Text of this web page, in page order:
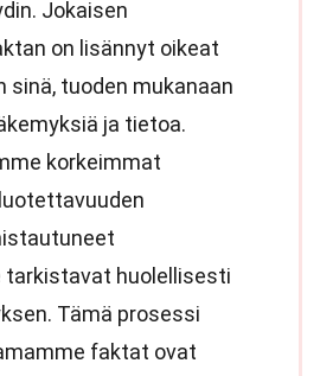
Jokaisen
on lisännyt oikeat
sinä, tuoden mukanaan
ja tietoa.
korkeimmat
huolellisesti
Tämä prosessi
faktat ovat